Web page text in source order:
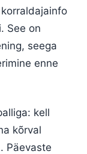
See on
seega
enne
kell
kõrval
Päevaste